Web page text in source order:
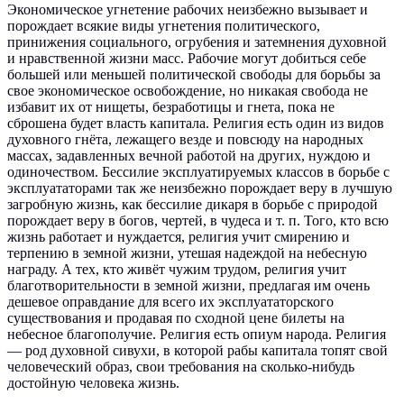
Экономическое угнетение рабочих неизбежно вызывает и
порождает всякие виды угнетения политического,
принижения социального, огрубения и затемнения духовной
и нравственной жизни масс. Рабочие могут добиться себе
большей или меньшей политической свободы для борьбы за
свое экономическое освобождение, но никакая свобода не
избавит их от нищеты, безработицы и гнета, пока не
сброшена будет власть капитала. Религия есть один из видов
духовного гнёта, лежащего везде и повсюду на народных
массах, задавленных вечной работой на других, нуждою и
одиночеством. Бессилие эксплуатируемых классов в борьбе с
эксплуататорами так же неизбежно порождает веру в лучшую
загробную жизнь, как бессилие дикаря в борьбе с природой
порождает веру в богов, чертей, в чудеса и т. п. Того, кто всю
жизнь работает и нуждается, религия учит смирению и
терпению в земной жизни, утешая надеждой на небесную
награду. А тех, кто живёт чужим трудом, религия учит
благотворительности в земной жизни, предлагая им очень
дешевое оправдание для всего их эксплуататорского
существования и продавая по сходной цене билеты на
небесное благополучие. Религия есть опиум народа. Религия
— род духовной сивухи, в которой рабы капитала топят свой
человеческий образ, свои требования на сколько-нибудь
достойную человека жизнь.